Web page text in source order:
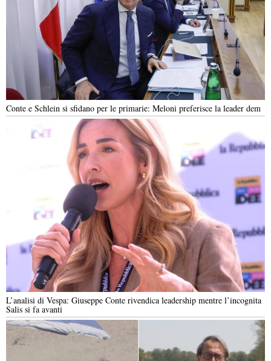
Conte e Schlein si sfidano per le primarie: Meloni preferisce la leader dem
L’analisi di Vespa: Giuseppe Conte rivendica leadership mentre l’incognita
Salis si fa avanti